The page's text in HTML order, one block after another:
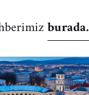
burada.